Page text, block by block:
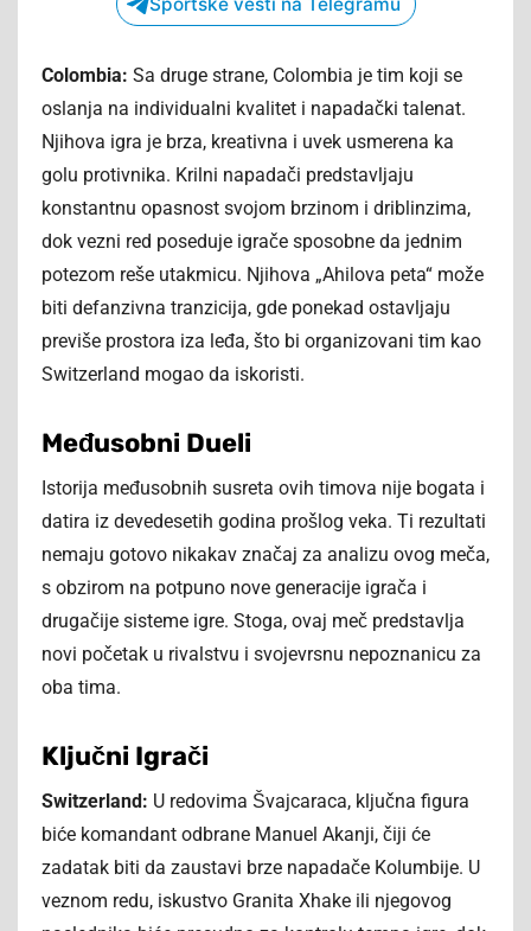
Sportske vesti na Telegramu
Colombia: Sa druge strane, Colombia je tim koji se
oslanja na individualni kvalitet i napadački talenat.
Njihova igra je brza, kreativna i uvek usmerena ka
golu protivnika. Krilni napadači predstavljaju
konstantnu opasnost svojom brzinom i driblinzima,
dok vezni red poseduje igrače sposobne da jednim
potezom reše utakmicu. Njihova „Ahilova peta“ može
biti defanzivna tranzicija, gde ponekad ostavljaju
previše prostora iza leđa, što bi organizovani tim kao
Switzerland mogao da iskoristi.
Međusobni Dueli
Istorija međusobnih susreta ovih timova nije bogata i
datira iz devedesetih godina prošlog veka. Ti rezultati
nemaju gotovo nikakav značaj za analizu ovog meča,
s obzirom na potpuno nove generacije igrača i
drugačije sisteme igre. Stoga, ovaj meč predstavlja
novi početak u rivalstvu i svojevrsnu nepoznanicu za
oba tima.
Ključni Igrači
Switzerland: U redovima Švajcaraca, ključna figura
biće komandant odbrane Manuel Akanji, čiji će
zadatak biti da zaustavi brze napadače Kolumbije. U
veznom redu, iskustvo Granita Xhake ili njegovog